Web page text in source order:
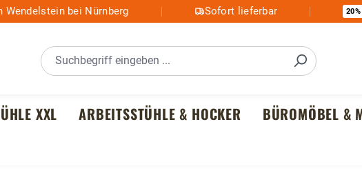
Wendelstein bei Nürnberg Sofort lieferbar 20%
XXL ARBEITSSTÜHLE & HOCKER BÜROMÖBEL &